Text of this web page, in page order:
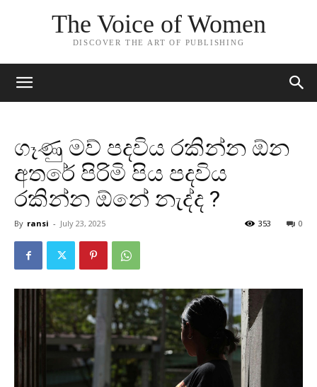
The Voice of Women
DISCOVER THE ART OF PUBLISHING
ගෑණු මව් පදවිය රකින්න ඕන
අතරේ පිරිමි පිය පදවිය
රකින්න ඕනේ නැද්ද ?
By ransi - July 23, 2025 0
353